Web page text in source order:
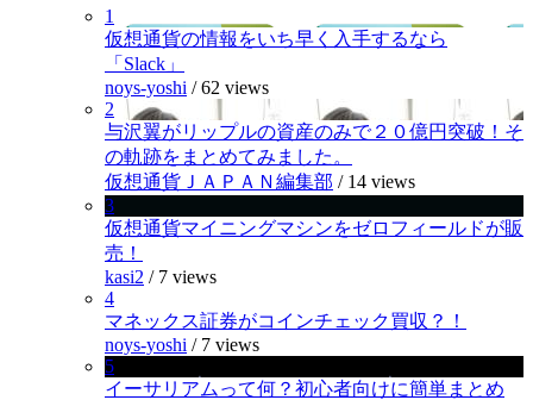
1
仮想通貨の情報をいち早く入手するなら
「Slack」
noys-yoshi /62 views
2
与沢翼がリップルの資産のみで２０億円突破！そ
の軌跡をまとめてみました。
仮想通貨ＪＡＰＡＮ編集部 / 14 views
3
仮想通貨マイニングマシンをゼロフィールドが販
売！
kasi2 / 7 views
4
マネックス証券がコインチェック買収？！
noys-yoshi / 7 views
5
イーサリアムって何？初心者向けに簡単まとめ